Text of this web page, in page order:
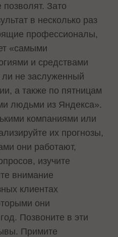
позволят. Зато
в несколько раз
профессионалы,
«самыми
и средствами
ли не заслуженный
а также по пятницам
людьми из Яндекса».
компаниями или
их прогнозы,
они работают,
изучите
внимание
клиентах
они
Позвоните в эти
Примите